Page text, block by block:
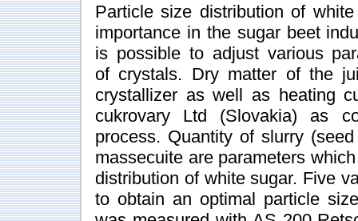
Particle size distribution of
importance in the sugar beet
is possible to adjust various
of crystals. Dry matter of the
crystallizer as well as heating
cukrovary Ltd (Slovakia) as
process. Quantity of slurry
massecuite are parameters
distribution of white sugar. Five
to obtain an optimal particle